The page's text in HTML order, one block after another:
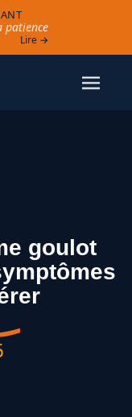
patience
Lire →
goulot